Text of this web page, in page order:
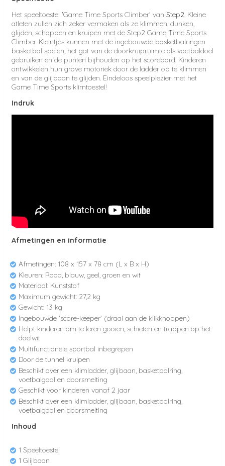
Het speeltoestel 'Game Time Sports Climber' van Step2. Kleine
atleten zullen zich zeker vermaken als ze klimmen, dunken,
glijden, schoppen en kruipen met de Step2 Game Time Sports
Climber. Kleintjes kunnen met de ingebouwde basketbalringen
basketbal spelen, het gat van de doorkruipruimte als voetbaldoel
gebruiken en de punten bijhouden op het scorebord. Kinderen
ontwikkelen hun grove motoriek door de ladder op te klimmen
en van de glijbaan te glijden. Eindeloos speelplezier met het
Game Time Sports klimtoestel!
Indruk
Afmetingen en informatie
Afmetingen: 108 x 157 x 78 cm (L x B x H)
Kleuren: Rood, blauw, geel, groen en wit
Materiaal: Kunststof
Maximum gewicht: 27,2 kg
Gewicht: 13 kg
Ingebouwde 'score-keeper' (draai aan de klikknoppen)
Helpt kinderen om te leren gooien, schieten en trappen op het
doelwit
Multifunctionele sportbal inbegrepen
Door de tunnel kruipen
Beschikt over een klimladder, glijbaan, basketbalring,
voetbalgoal en doorsmelting
Geschikt voor kinderen vanaf 2 jaar
Beschikt over een klimladder, glijbaan, basketbalring,
voetbalgoal en doorsmelting
Inhoud
1 Speeltoestel
1 Glijbaan